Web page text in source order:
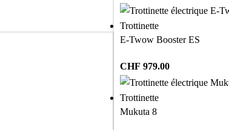
Trottinette
E-Twow Booster ES
CHF 979.00
Trottinette
Mukuta 8